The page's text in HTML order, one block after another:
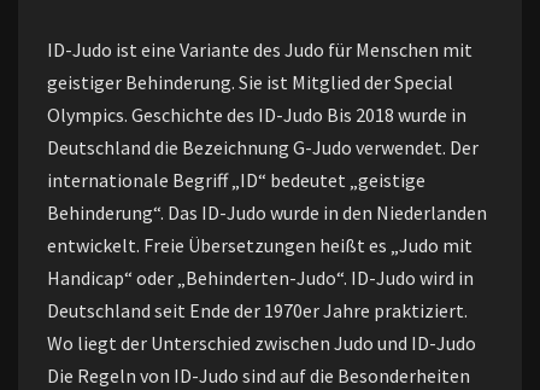
|
GUIDELINE
ID-Judo ist eine Variante des Judo für Menschen mit
geistiger Behinderung. Sie ist Mitglied der Special
Olympics. Geschichte des ID-Judo Bis 2018 wurde in
Deutschland die Bezeichnung G-Judo verwendet. Der
internationale Begriff „ID“ bedeutet „geistige
Behinderung“. Das ID-Judo wurde in den Niederlanden
entwickelt. Freie Übersetzungen heißt es „Judo mit
Handicap“ oder „Behinderten-Judo“. ID-Judo wird in
Deutschland seit Ende der 1970er Jahre praktiziert.
Wo liegt der Unterschied zwischen Judo und ID-Judo
Die Regeln von ID-Judo sind auf die Besonderheiten